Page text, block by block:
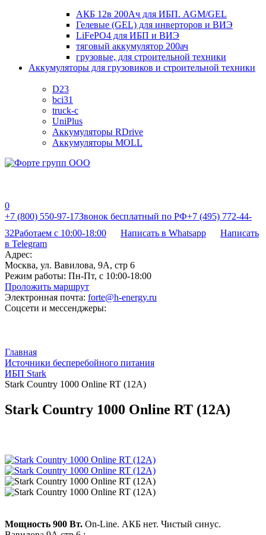
АКБ 12в 200Ач для ИБП. AGM/GEL
Гелевые (GEL) для инверторов и ВИЭ
LiFePO4 для ИБП и ВИЭ
тяговый аккумулятор 200ач
грузовые, для строительной техники
Аккумуляторы для грузовиков и строительной техники
D23
bci31
truck-c
UniPlus
Аккумуляторы RDrive
Аккумуляторы MOLL
0
+7 (800) 550-97-17Звонок бесплатный по РФ+7 (495) 772-44-
32Работаем с 10:00-18:00 Написать в Whatsapp
Написать
в Telegram
Адрес:
Москва, ул. Вавилова, 9А, стр 6
Режим работы: Пн-Пт, с 10:00-18:00
Проложить маршрут
Электронная почта: forte@h-energy.ru
Соцсети и мессенджеры:
Главная
Источники бесперебойного питания
ИБП Stark
Stark Country 1000 Online RT (12A)
Stark Country 1000 Online RT (12A)
Мощность 900 Вт. On-Line. АКБ нет. Чистый синус.